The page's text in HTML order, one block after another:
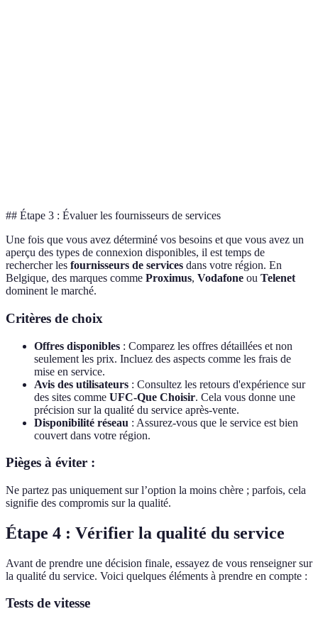
## Étape 3 : Évaluer les fournisseurs de services
Une fois que vous avez déterminé vos besoins et que vous avez un
aperçu des types de connexion disponibles, il est temps de
rechercher les fournisseurs de services dans votre région. En
Belgique, des marques comme Proximus, Vodafone ou Telenet
dominent le marché.
Critères de choix
Offres disponibles : Comparez les offres détaillées et non
seulement les prix. Incluez des aspects comme les frais de
mise en service.
Avis des utilisateurs : Consultez les retours d'expérience sur
des sites comme UFC-Que Choisir. Cela vous donne une
précision sur la qualité du service après-vente.
Disponibilité réseau : Assurez-vous que le service est bien
couvert dans votre région.
Pièges à éviter :
Ne partez pas uniquement sur l’option la moins chère ; parfois, cela
signifie des compromis sur la qualité.
Étape 4 : Vérifier la qualité du service
Avant de prendre une décision finale, essayez de vous renseigner sur
la qualité du service. Voici quelques éléments à prendre en compte :
Tests de vitesse